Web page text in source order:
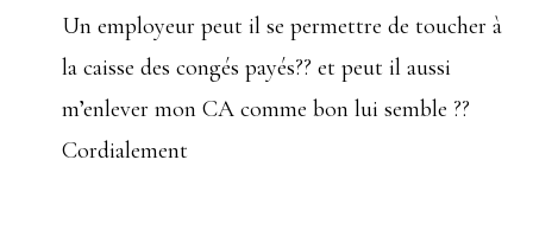
Un employeur peut il se permettre de toucher à
la caisse des congés payés?? et peut il aussi
m’enlever mon CA comme bon lui semble ??
Cordialement